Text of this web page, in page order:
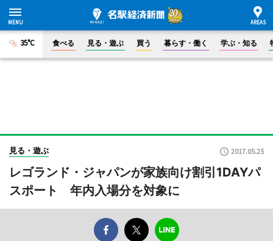
35°C 食べる 見る・遊ぶ 買う 暮らす・働く 学ぶ・知る
見る・遊ぶ 2017.05.25
レゴランド・ジャパンが家族向け割引1DAYパ
スポート 年内入場分を対象に